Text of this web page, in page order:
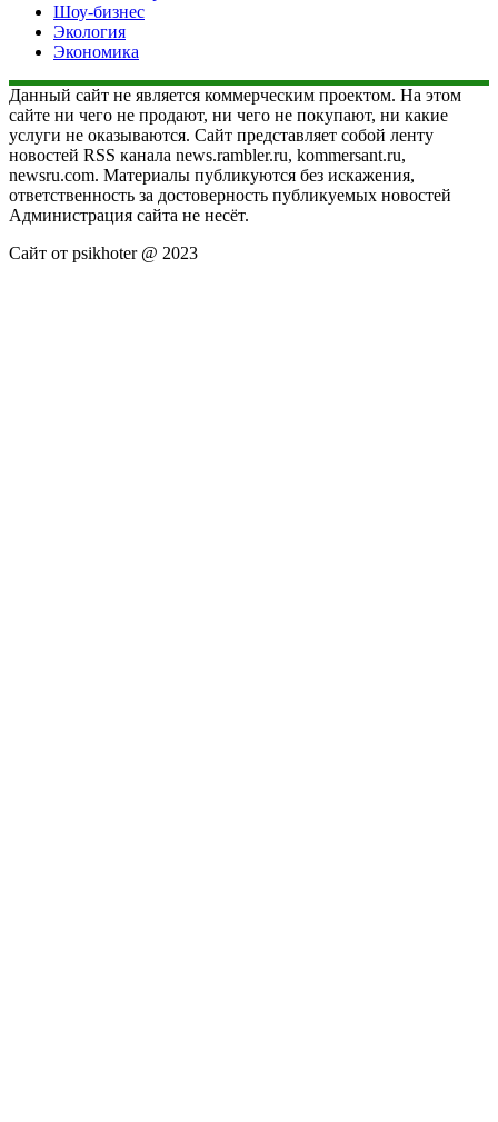
Шоу-бизнес
Экология
Экономика
Данный сайт не является коммерческим проектом. На этом
сайте ни чего не продают, ни чего не покупают, ни какие
услуги не оказываются. Сайт представляет собой ленту
новостей RSS канала news.rambler.ru, kommersant.ru,
newsru.com. Материалы публикуются без искажения,
ответственность за достоверность публикуемых новостей
Администрация сайта не несёт.
Сайт от psikhoter @ 2023